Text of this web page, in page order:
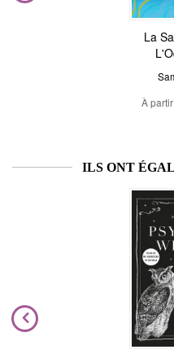
La
À
ILS ONT